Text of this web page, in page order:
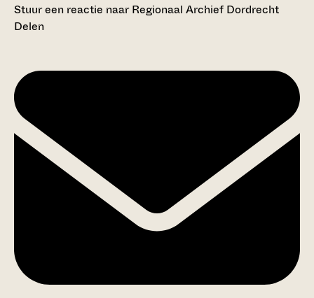
Stuur een reactie naar Regionaal Archief Dordrecht
Delen